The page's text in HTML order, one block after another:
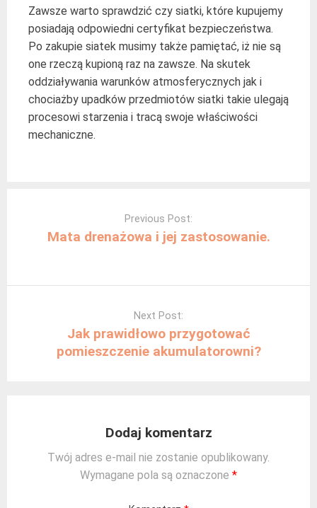
Zawsze warto sprawdzić czy siatki, które kupujemy
posiadają odpowiedni certyfikat bezpieczeństwa.
Po zakupie siatek musimy także pamiętać, iż nie są
one rzeczą kupioną raz na zawsze. Na skutek
oddziaływania warunków atmosferycznych jak i
chociażby upadków przedmiotów siatki takie ulegają
procesowi starzenia i tracą swoje właściwości
mechaniczne.
Previous Post:
Mata drenażowa i jej zastosowanie.
Next Post:
Jak prawidłowo przygotować
pomieszczenie akumulatorowni?
Dodaj komentarz
Twój adres e-mail nie zostanie opublikowany.
Wymagane pola są oznaczone *